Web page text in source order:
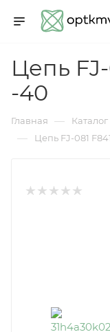
Цепь FJ-
-40
Главная — Каталог
— Цепь FJ-081